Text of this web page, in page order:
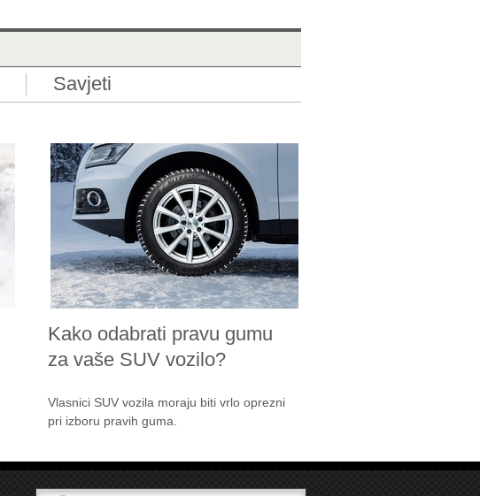
Savjeti
Kako odabrati pravu gumu
za vaše SUV vozilo?
Vlasnici SUV vozila moraju biti vrlo oprezni
pri izboru pravih guma.